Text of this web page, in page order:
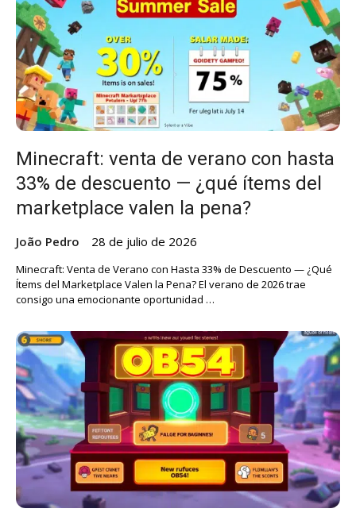
Minecraft: venta de verano con hasta
33% de descuento — ¿qué ítems del
marketplace valen la pena?
João Pedro 28 de julio de 2026
Minecraft: Venta de Verano con Hasta 33% de Descuento — ¿Qué
Ítems del Marketplace Valen la Pena? El verano de 2026 trae
consigo una emocionante oportunidad …